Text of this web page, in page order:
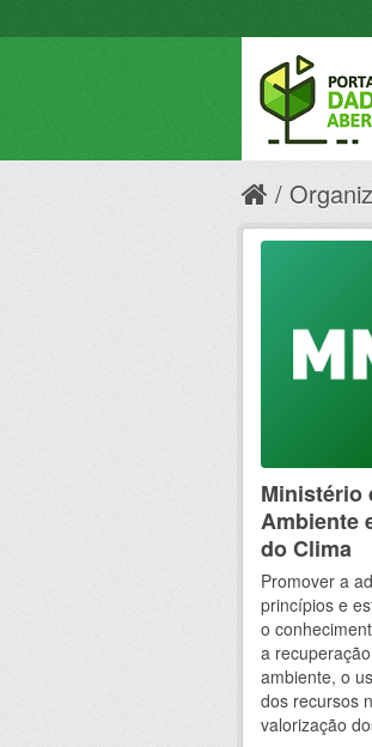
Ministério
Ambiente
do Clima
Promover a
princípios e
o
a
ambiente, o
dos recursos
valorização